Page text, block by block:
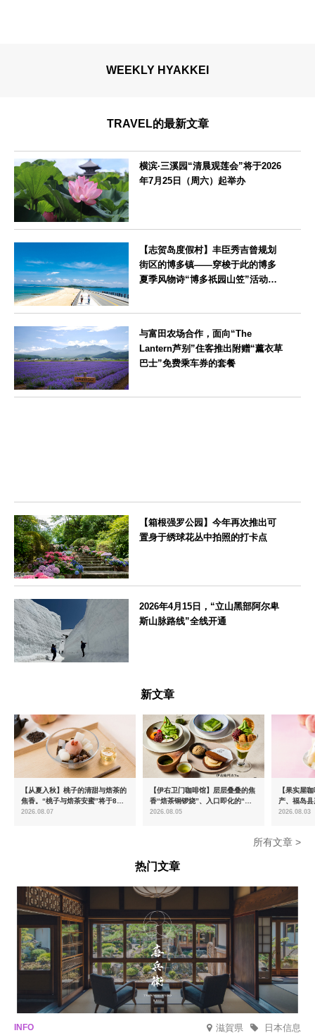
WEEKLY HYAKKEI
TRAVEL的最新文章
横滨·三溪园“清晨观莲会”将于2026
年7月25日（周六）起举办
【志贺岛度假村】丰臣秀吉曾规划
街区的博多镇——穿梭于此的博多
夏季风物诗“博多祇园山笠”活动期
与富田农场合作，面向“The
Lantern芦别”住客推出附赠“薰衣草
巴士”免费乘车券的套餐
【箱根强罗公园】今年再次推出可
置身于绣球花丛中拍照的打卡点
2026年4月15日，“立山黑部阿尔卑
斯山脉路线”全线开通
新文章
【从夏入秋】桃子的清甜与焙茶的
焦香。“桃子与焙茶安蜜”将于8月
中旬起限时发售
2026.08.07
【伊右卫门咖啡馆】层层叠叠的焦
香“焙茶铜锣烧”、入口即化的“宇
治抹茶提拉米苏”全新登场
2026.08.05
【果实屋
产、福岛
2026.08.03
所有文章 >
热门文章
滋賀県 日本信息